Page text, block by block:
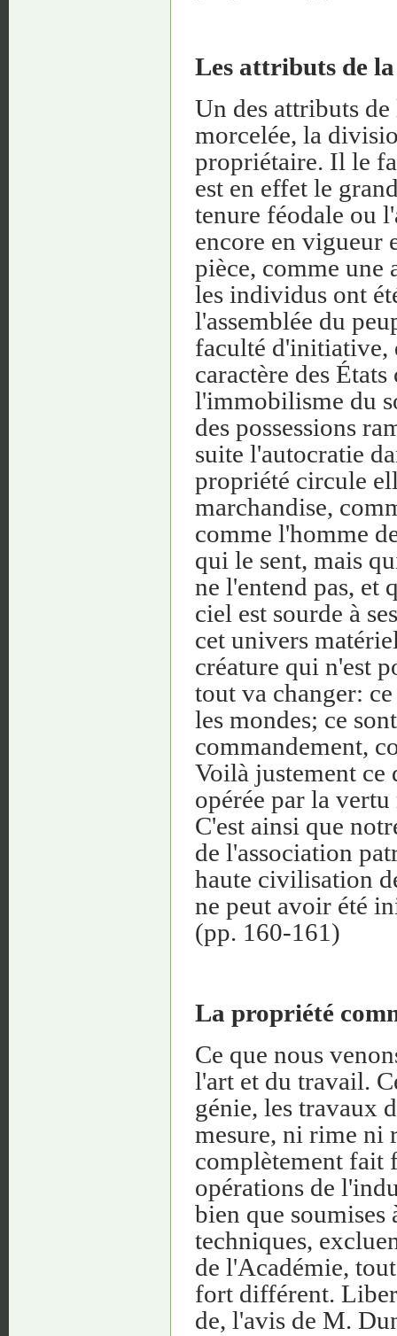
Les attributs de
Un des attributs
morcelée, la
propriétaire. Il le
est en effet le
tenure féodale ou
encore en vigueur
pièce, comme une
les individus ont
l'assemblée du
faculté d'initiative,
caractère des
l'immobilisme du
des possessions
suite l'autocratie
propriété circule
marchandise,
comme l'homme
qui le sent, mais
ne l'entend pas, et
ciel est sourde à
cet univers
créature qui n'est
tout va changer:
les mondes; ce
commandement,
Voilà justement
opérée par la
C'est ainsi que
de l'association
haute civilisation
ne peut avoir été
(pp. 160-161)
La propriété
Ce que nous
l'art et du travail.
génie, les travaux
mesure, ni rime ni
complètement fait
opérations de
bien que soumises
techniques,
de l'Académie,
fort différent.
de, l'avis de M.